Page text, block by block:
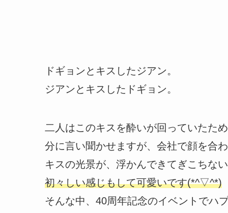
ドギョンとキスしたジアン。
ジアンとキスしたドギョン。
二人はこのキスを酔いが回っていたた
分に言い聞かせますが、会社で顔を合
キスの光景が、浮かんできてぎこちな
初々しい感じもして可愛いです(*^▽^*)
そんな中、40周年記念のイベントでハ